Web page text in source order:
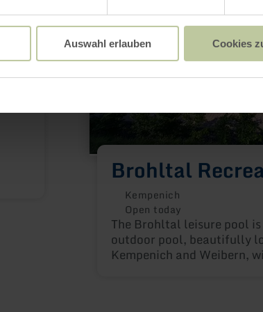
Auswahl erlauben Cookies
Brohltal
Kempenich
Open today
The Brohltal leisure pool
outdoor pool, beautifully
Kempenich and Weibern,